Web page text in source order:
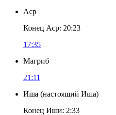
Аср
Конец Аср: 20:23
17:35
Магриб
21:11
Иша (настоящий Иша)
Конец Иши: 2:33